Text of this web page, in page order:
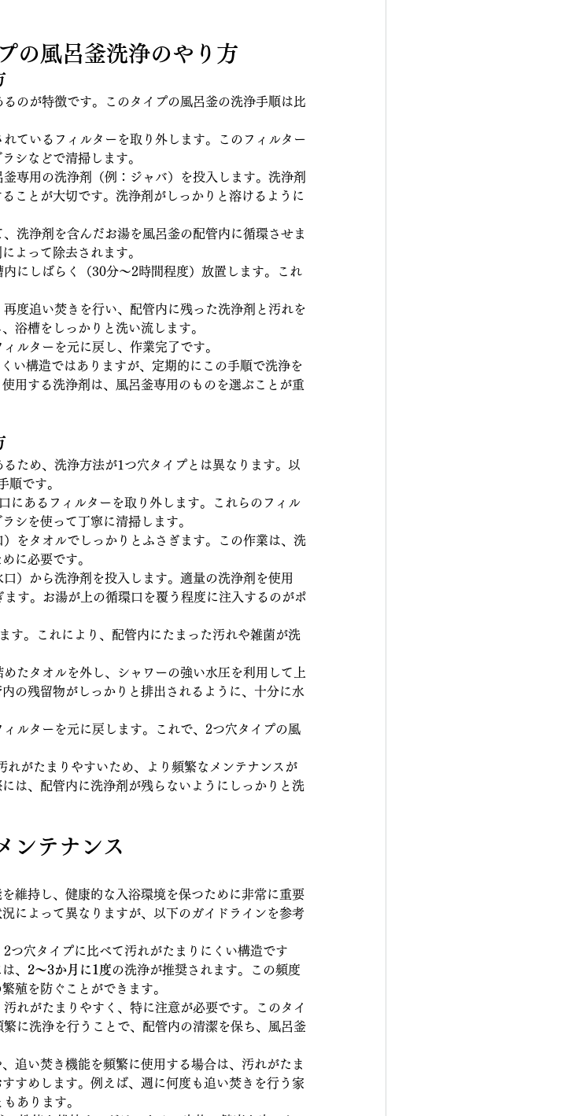
の風呂釜洗浄のやり方
のが特徴です。このタイプの風呂釜の洗浄手順は比
れているフィルターを取り外します。このフィルター
シなどで清掃します。
専用の洗浄剤（例：ジャバ）を投入します。洗浄剤
ことが大切です。洗浄剤がしっかりと溶けるように
洗浄剤を含んだお湯を風呂釜の配管内に循環させま
よって除去されます。
にしばらく（30分〜2時間程度）放置します。これ
度追い焚きを行い、配管内に残った洗浄剤と汚れを
浴槽をしっかりと洗い流します。
ルターを元に戻し、作業完了です。
い構造ではありますが、定期的にこの手順で洗浄を
用する洗浄剤は、風呂釜専用のものを選ぶことが重
ため、洗浄方法が1つ穴タイプとは異なります。以
順です。
にあるフィルターを取り外します。これらのフィル
シを使って丁寧に清掃します。
をタオルでしっかりとふさぎます。この作業は、洗
に必要です。
口）から洗浄剤を投入します。適量の洗浄剤を使用
す。お湯が上の循環口を覆う程度に注入するのがポ
す。これにより、配管内にたまった汚れや雑菌が洗
たタオルを外し、シャワーの強い水圧を利用して上
の残留物がしっかりと排出されるように、十分に水
ルターを元に戻します。これで、2つ穴タイプの風
れがたまりやすいため、より頻繁なメンテナンスが
は、配管内に洗浄剤が残らないようにしっかりと洗
ンテナンス
維持し、健康的な入浴環境を保つために非常に重要
によって異なりますが、以下のガイドラインを参考
つ穴タイプに比べて汚れがたまりにくい構造です
、 2～3か月に1度の洗浄が推奨されます。この頻度
殖を防ぐことができます。
れがたまりやすく、特に注意が必要です。このタイ
に洗浄を行うことで、配管内の清潔を保ち、風呂釜
追い焚き機能を頻繁に使用する場合は、汚れがたま
すすめします。例えば、週に何度も追い焚きを行う家
あります。